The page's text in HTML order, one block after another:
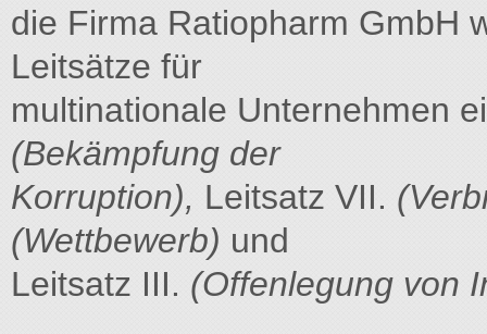
die Firma Ratiopharm GmbH
Leitsätze für
multinationale Unternehmen
(Bekämpfung der
Korruption), Leitsatz VII.
(Wettbewerb) und
Leitsatz III. (Offenlegung von